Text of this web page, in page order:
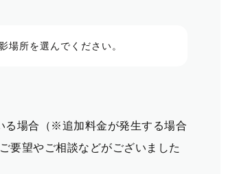
場所を選んでください。
る場合（※追加料金が発生する場合
要望やご相談などがございました